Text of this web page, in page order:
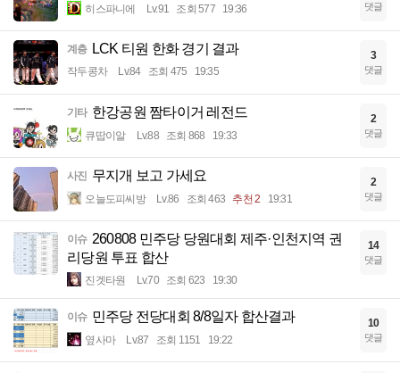
히스파니에 Lv.91 조회 577 19:36 댓글
계층 LCK 티원 한화 경기 결과
작두콩차 Lv.84 조회 475 19:35
3
댓글
기타 한강공원 짬타이거 레전드
큐땁이알 Lv.88 조회 868 19:33
2
댓글
사진 무지개 보고 가세요
오늘도피씨방 Lv.86 조회 463 추천 2 19:31
2
댓글
이슈 260808 민주당 당원대회 제주·인천지역 권
리당원 투표 합산
진겟타원 Lv.70 조회 623 19:30
14
댓글
이슈 민주당 전당대회 8/8일자 합산결과
옆사마 Lv.87 조회 1151 19:22
10
댓글